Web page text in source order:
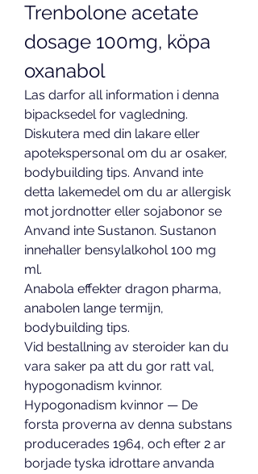
Trenbolone acetate
dosage 100mg, köpa
oxanabol
Las darfor all information i denna
bipacksedel for vagledning.
Diskutera med din lakare eller
apotekspersonal om du ar osaker,
bodybuilding tips. Anvand inte
detta lakemedel om du ar allergisk
mot jordnotter eller sojabonor se
Anvand inte Sustanon. Sustanon
innehaller bensylalkohol 100 mg
ml.
Anabola effekter dragon pharma,
anabolen lange termijn,
bodybuilding tips.
Vid bestallning av steroider kan du
vara saker pa att du gor ratt val,
hypogonadism kvinnor.
Hypogonadism kvinnor — De
forsta proverna av denna substans
producerades 1964, och efter 2 ar
borjade tyska idrottare anvanda